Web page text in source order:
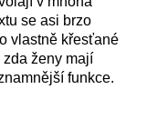
se asi brzo
vlastně křesťané
ženy mají
funkce.